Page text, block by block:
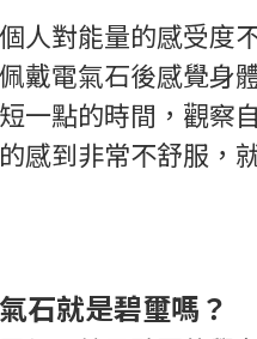
人對能量的感受度
戴電氣石後感覺身
一點的時間，觀察
感到非常不舒服，
石就是碧璽嗎？